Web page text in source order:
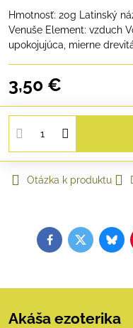
Hmotnosť: 20g Latinský
Venuše Element: vzduch
upokojujúca, mierne
3,50 €
Otázka k produktu
FacebookTwitter
Akáša ezoterika